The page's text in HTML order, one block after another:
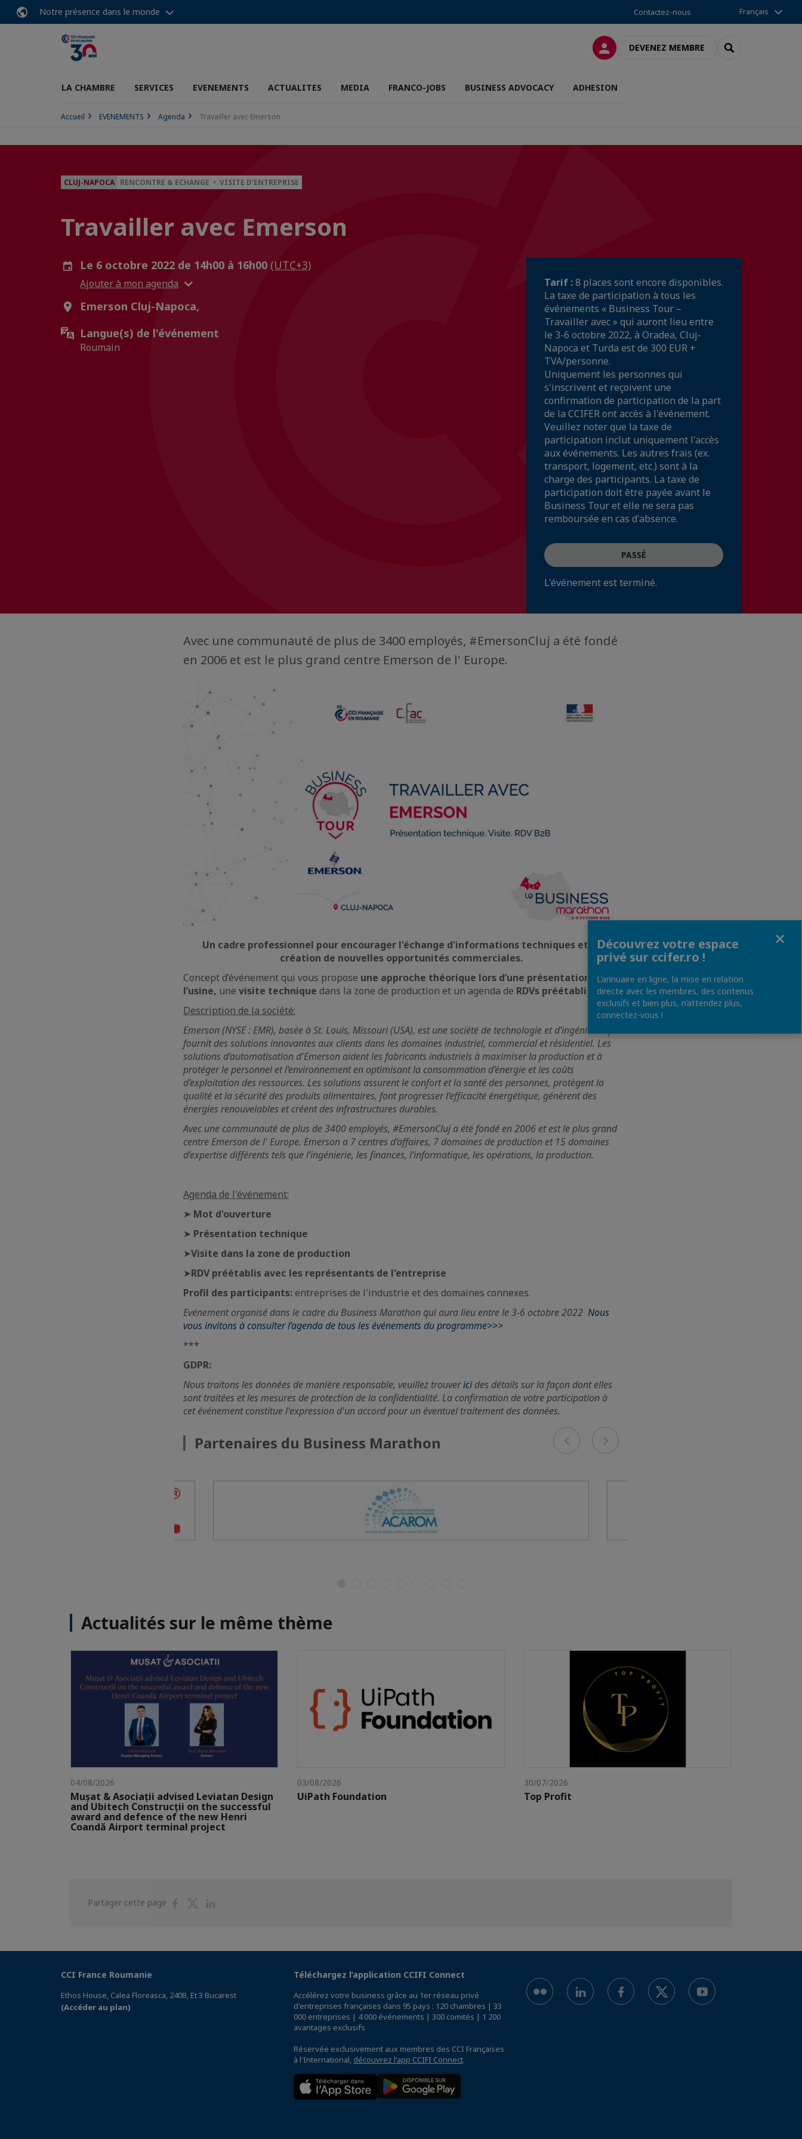
Notre présence dans le monde Contactez-nous Français
CONNEXIONDEVENEZ MEMBRE RECHERCHER
LA CHAMBRE SERVICES EVENEMENTS ACTUALITES MEDIA FRANCO-JOBS BUSINESS ADVOCACY ADHESION
Accueil EVENEMENTS Agenda Travailler avec Emerson
CLUJ-NAPOCA RENCONTRE & ECHANGE • VISITE D’ENTREPRISE
Travailler avec Emerson
Le 6 octobre 2022 de 14h00 à 16h00 (UTC+3)
Ajouter à mon agenda
Emerson Cluj-Napoca,
Langue(s) de l'événement
Roumain
Tarif :8 places sont encore disponibles.
La taxe de participation à tous les
événements « Business Tour –
Travailler avec » qui auront lieu entre
le 3-6 octobre 2022, à Oradea, Cluj-
Napoca et Turda est de 300 EUR +
TVA/personne.
Uniquement les personnes qui
s'inscrivent et reçoivent une
confirmation de participation de la part
de la CCIFER ont accès à l'événement.
Veuillez noter que la taxe de
participation inclut uniquement l'accès
aux événements. Les autres frais (ex.
transport, logement, etc.) sont à la
charge des participants. La taxe de
participation doit être payée avant le
Business Tour et elle ne sera pas
remboursée en cas d'absence.
PASSÉ
L'événement est terminé.
Avec une communauté de plus de 3400 employés, #EmersonCluj a été fondé
en 2006 et est le plus grand centre Emerson de l' Europe.
Un cadre professionnel pour encourager l'échange d'informations techniques et la
création de nouvelles opportunités commerciales.
Concept d’événement qui vous propose une approche théorique lors d’une présentation de
l’usine, une visite technique dans la zone de production et un agenda de RDVs préétablis
Description de la société:
Emerson (NYSE : EMR), basée à St. Louis, Missouri (USA), est une société de technologie et d’ingénierie qui
fournit des solutions innovantes aux clients dans les domaines industriel, commercial et résidentiel. Les
solutions d’automatisation d'Emerson aident les fabricants industriels à maximiser la production et à
protéger le personnel et l’environnement en optimisant la consommation d’énergie et les coûts
d’exploitation des ressources. Les solutions assurent le confort et la santé des personnes, protègent la
qualité et la sécurité des produits alimentaires, font progresser l’efficacité énergétique, génèrent des
énergies renouvelables et créent des infrastructures durables.
Avec une communauté de plus de 3400 employés, #EmersonCluj a été fondé en 2006 et est le plus grand
centre Emerson de l' Europe. Emerson a 7 centres d’affaires, 7 domaines de production et 15 domaines
d’expertise différents tels que l’ingénierie, les finances, l’informatique, les opérations, la production.
Agenda de l'événement:
➤ Mot d'ouverture
➤ Présentation technique
➤Visite dans la zone de production
➤RDV préétablis avec les représentants de l'entreprise
Profil des participants: entreprises de l'industrie et des domaines connexes.
Evénement organisé dans le cadre du Business Marathon qui aura lieu entre le 3-6 octobre 2022 Nous
vous invitons à consulter l’agenda de tous les événements du programme>>>
***
GDPR:
Nous traitons les données de manière responsable, veuillez trouvericides détails sur la façon dont elles
sont traitées et les mesures de protection de la confidentialité. La confirmation de votre participation à
cet événement constitue l'expression d'un accord pour un éventuel traitement des données.
Partenaires du Business Marathon
Previous
Actualités sur le même thème
04/08/2026
Mușat & Asociații advised Leviatan Design
and Ubitech Construcții on the successful
award and defence of the new Henri
Coandă Airport terminal project
03/08/2026
UiPath Foundation
30/07/2026
Top Profit
Partager cette page
PartagerPartager
CCI France Roumanie
Ethos House, Calea Floreasca, 240B, Et 3 Bucarest
(Accéder au plan)
Téléchargez l’application CCIFI Connect
Accélérez votre business grâce au 1er réseau privé
d'entreprises françaises dans 95 pays : 120 chambres | 33
000 entreprises | 4 000 événements | 300 comités | 1 200
avantages exclusifs
Réservée exclusivement aux membres des CCI Françaises
à l'International, découvrez l'app CCIFI Connect.
Découvrez votre espace
privé sur ccifer.ro !
L’annuaire en ligne, la mise en relation
directe avec les membres, des contenus
exclusifs et bien plus, n’attendez plus,
connectez-vous !